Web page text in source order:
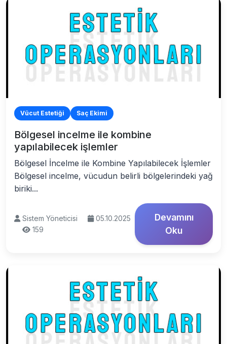
Vücut Estetiği Saç Ekimi
Bölgesel incelme ile kombine
yapılabilecek işlemler
Bölgesel İncelme ile Kombine Yapılabilecek İşlemler
Bölgesel incelme, vücudun belirli bölgelerindeki yağ
biriki...
Sistem Yöneticisi
05.10.2025
159
Devamını
Oku